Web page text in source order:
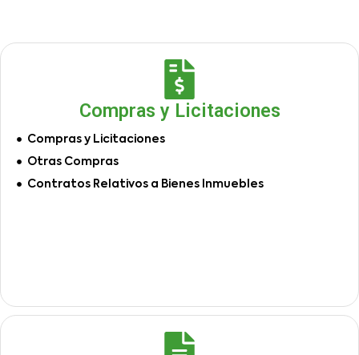
Compras y Licitaciones
Compras y Licitaciones
Otras Compras
Contratos Relativos a Bienes Inmuebles